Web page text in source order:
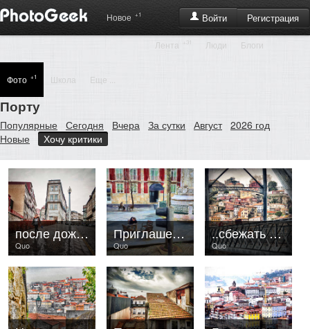
Войти Регистрация
Новое +1
Лента Люди Блоги
Фото +1 Школа Еще ...
Порту
Популярные Сегодня Вчера За сутки Август 2026 год
Новые
Хочу критики
Quo
после дождя..
Quo
Приглашение к преферансу..
Quo
..сбежать из города